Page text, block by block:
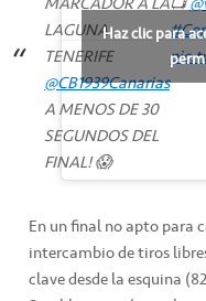
LAGUNA
TENERIFE
@CB1939Canarias
A MENOS DE 30
SEGUNDOS DEL
FINAL! 😱
Haz clic para
En un final no apto para
intercambio de tiros
clave desde la esquina